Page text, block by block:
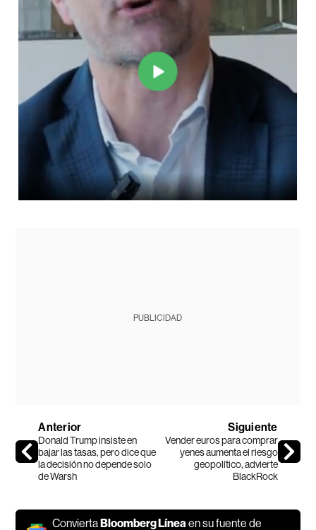
PUBLICIDAD
Anterior
Donald Trump insiste en
bajar las tasas, pero dice que
la decisión no depende solo
de Warsh
Siguiente
Vender euros para comprar
yenes aumenta el riesgo
geopolítico, advierte
BlackRock
ConviertaBloomberg Línea en su fuente de